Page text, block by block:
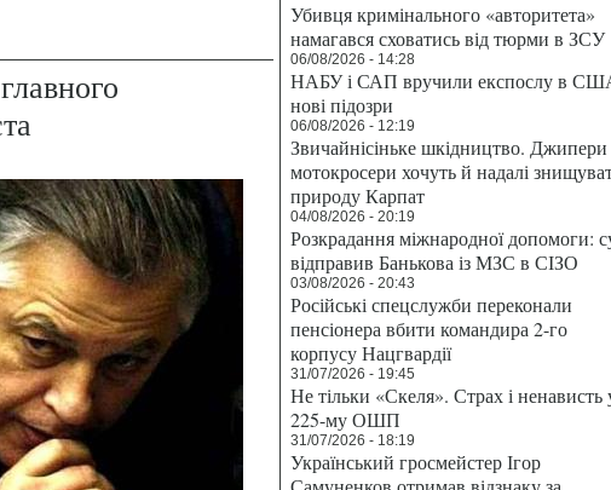
Убивця кримінального «авторитета»
намагався сховатись від тюрми в ЗСУ
06/08/2026 - 14:28
НАБУ і САП вручили експослу в
нові підозри
06/08/2026 - 12:19
Звичайнісіньке шкідництво. Джипери
мотокросери хочуть й надалі
природу Карпат
04/08/2026 - 20:19
Розкрадання міжнародної допомоги:
відправив Банькова із МЗС в СІЗО
03/08/2026 - 20:43
Російські спецслужби переконали
пенсіонера вбити командира 2-го
корпусу Нацгвардії
31/07/2026 - 19:45
Не тільки «Скеля». Страх і ненависть
225-му ОШП
31/07/2026 - 18:19
Український гросмейстер Ігор